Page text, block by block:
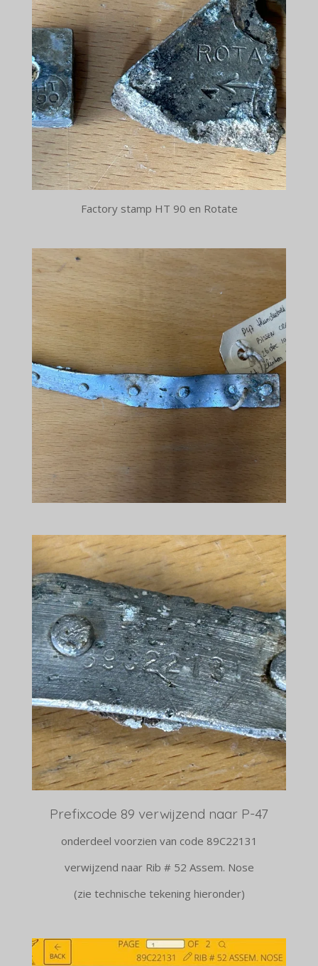
Factory stamp HT 90 en Rotate
Prefixcode 89 verwijzend naar P-47
onderdeel voorzien van code 89C22131
verwijzend naar Rib # 52 Assem. Nose
(zie technische tekening hieronder)